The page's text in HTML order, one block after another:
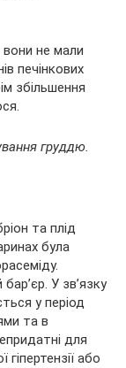
вони не мали
печінкових
збільшення
груддю.
та плід
була
У зв’язку
у період
та в
для
або